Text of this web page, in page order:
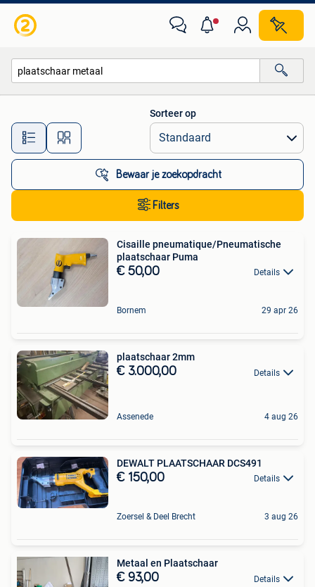
Alle afstanden…
Sorteer op
Bewaar je zoekopdracht
Filters
Cisaille pneumatique/Pneumatische
plaatschaar Puma
€ 50,00 Details
Bornem 29 apr 26
plaatschaar 2mm
€ 3.000,00 Details
Assenede 4 aug 26
DEWALT PLAATSCHAAR DCS491
€ 150,00 Details
Zoersel & Deel Brecht 3 aug 26
Metaal en Plaatschaar
€ 93,00 Details